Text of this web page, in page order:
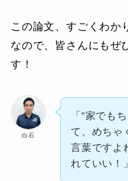
この論文、すごくわか
なので、皆さんにもぜ
す！
白石
「“家でも
て、めちゃ
言葉ですよ
れていい！」